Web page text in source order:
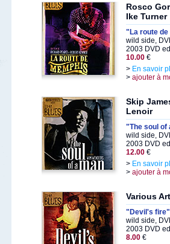
Rosco
Ike Turner
"La route
wild side,
2003 DVD
10.00 €
> En savoir
> ajouter à
Skip
Lenoir
"The soul of
wild side,
2003 DVD
12.00 €
> En savoir
> ajouter à
Various
"Devil's fire"
wild side,
2003 DVD
8.00 €